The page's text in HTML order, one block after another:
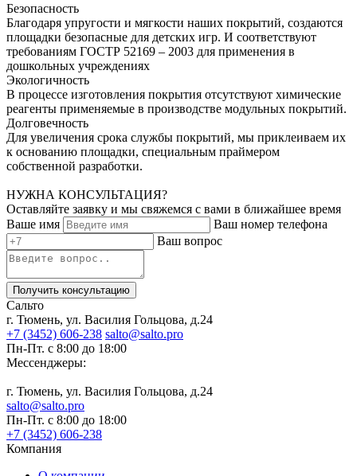
Безопасность
Благодаря упругости и мягкости наших покрытий, создаются
площадки безопасные для детских игр. И соответствуют
требованиям ГОСТР 52169 – 2003 для применения в
дошкольных учреждениях
Экологичность
В процессе изготовления покрытия отсутствуют химические
реагенты применяемые в производстве модульных покрытий.
Долговечность
Для увеличения срока службы покрытий, мы приклеиваем их
к основанию площадки, специальным праймером
собственной разработки.
НУЖНА КОНСУЛЬТАЦИЯ?
Оставляйте заявку и мы свяжемся с вами в ближайшее время
Ваше имя
Ваш номер телефона
Ваш вопрос
Получить консультацию
Сальто
г. Тюмень, ул. Василия Гольцова, д.24
+7 (3452) 606-238 salto@salto.pro
Пн-Пт. с 8:00 до 18:00
Мессенджеры:
г. Тюмень, ул. Василия Гольцова, д.24
salto@salto.pro
Пн-Пт. с 8:00 до 18:00
+7 (3452) 606-238
Компания